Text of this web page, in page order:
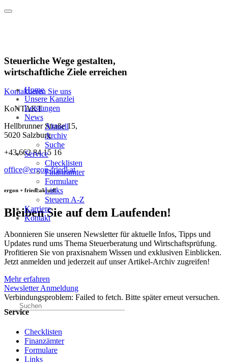
Home
Unsere Kanzlei
Leistungen
News
Aktuell
Archiv
Suche
Service
Checklisten
Finanzämter
Formulare
Links
Steuern A-Z
Karriere
Kontakt
Steuerliche Wege gestalten,
wirtschaftliche Ziele erreichen
Kontaktieren Sie uns
KoNTAKT
Hellbrunner Straße 15,
5020 Salzburg
+43662 84 15 16
office@ergon-friedl.at
ergon + friedl aktuell
Bleiben Sie auf dem Laufenden!
Abonnieren Sie unseren Newsletter für aktuelle Infos, Tipps und
Updates rund ums Thema Steuerberatung und Wirtschaftsprüfung.
Profitieren Sie von praxisnahem Wissen und exklusiven Einblicken.
Jetzt anmelden und jederzeit auf unser Artikel-Archiv zugreifen!
Mehr erfahren
Newsletter Anmeldung
Verbindungsproblem: Failed to fetch. Bitte später erneut versuchen.
Service
Checklisten
Finanzämter
Formulare
Links